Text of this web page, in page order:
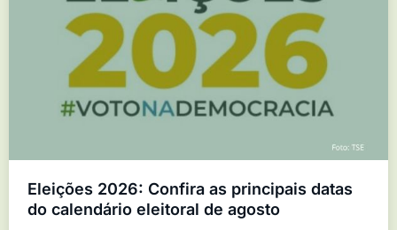
Eleições 2026: Confira as principais datas
do calendário eleitoral de agosto